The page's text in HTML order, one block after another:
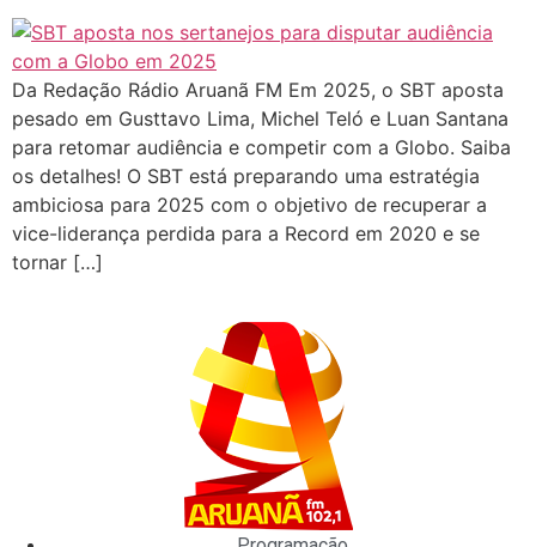
Da Redação Rádio Aruanã FM Em 2025, o SBT aposta
pesado em Gusttavo Lima, Michel Teló e Luan Santana
para retomar audiência e competir com a Globo. Saiba
os detalhes! O SBT está preparando uma estratégia
ambiciosa para 2025 com o objetivo de recuperar a
vice-liderança perdida para a Record em 2020 e se
tornar […]